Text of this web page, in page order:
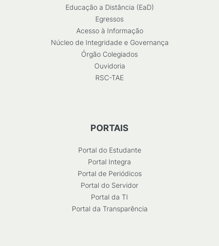
Educação a Distância (EaD)
Egressos
Acesso à Informação
Núcleo de Integridade e Governança
Órgão Colegiados
Ouvidoria
RSC-TAE
PORTAIS
Portal do Estudante
Portal Integra
Portal de Periódicos
Portal do Servidor
Portal da TI
Portal da Transparência